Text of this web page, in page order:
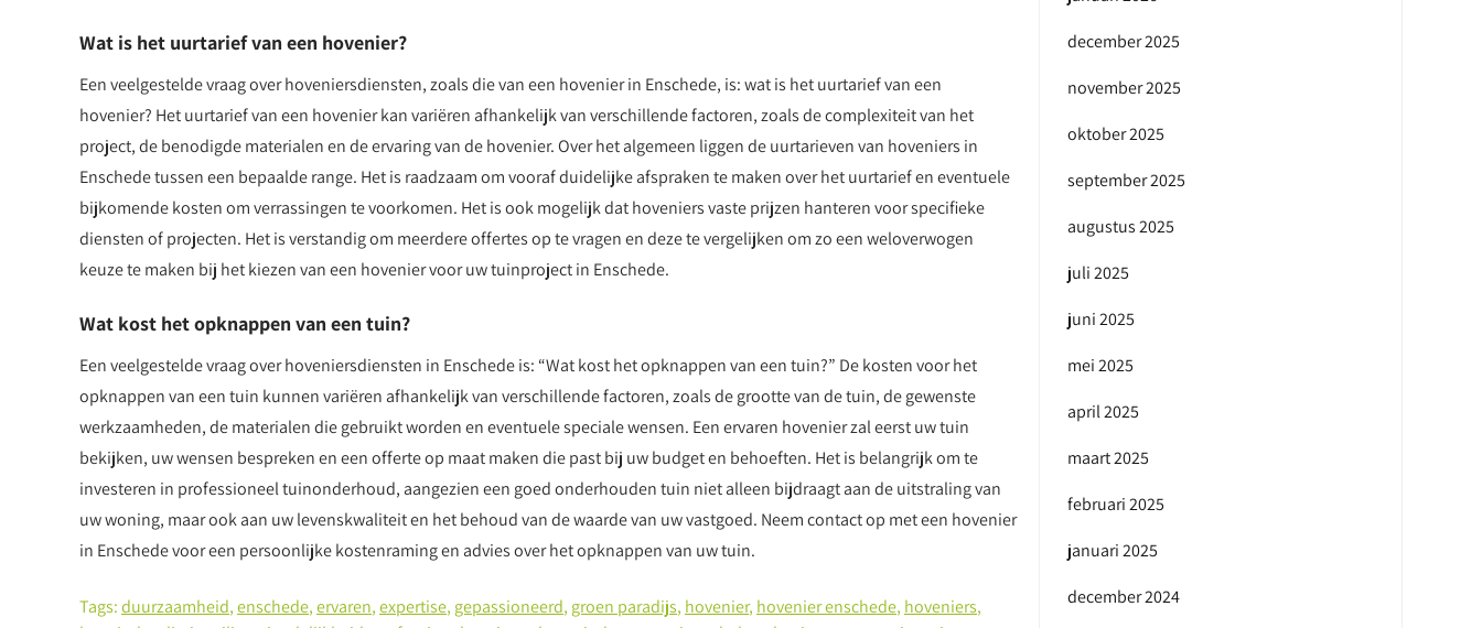
Wat is het uurtarief van een hovenier?
Een veelgestelde vraag over hoveniersdiensten, zoals die van een hovenier in Enschede, is: wat is het uurtarief van een
hovenier? Het uurtarief van een hovenier kan variëren afhankelijk van verschillende factoren, zoals de complexiteit van het
project, de benodigde materialen en de ervaring van de hovenier. Over het algemeen liggen de uurtarieven van hoveniers in
Enschede tussen een bepaalde range. Het is raadzaam om vooraf duidelijke afspraken te maken over het uurtarief en eventuele
bijkomende kosten om verrassingen te voorkomen. Het is ook mogelijk dat hoveniers vaste prijzen hanteren voor specifieke
diensten of projecten. Het is verstandig om meerdere offertes op te vragen en deze te vergelijken om zo een weloverwogen
keuze te maken bij het kiezen van een hovenier voor uw tuinproject in Enschede.
Wat kost het opknappen van een tuin?
Een veelgestelde vraag over hoveniersdiensten in Enschede is: “Wat kost het opknappen van een tuin?” De kosten voor het
opknappen van een tuin kunnen variëren afhankelijk van verschillende factoren, zoals de grootte van de tuin, de gewenste
werkzaamheden, de materialen die gebruikt worden en eventuele speciale wensen. Een ervaren hovenier zal eerst uw tuin
bekijken, uw wensen bespreken en een offerte op maat maken die past bij uw budget en behoeften. Het is belangrijk om te
investeren in professioneel tuinonderhoud, aangezien een goed onderhouden tuin niet alleen bijdraagt aan de uitstraling van
uw woning, maar ook aan uw levenskwaliteit en het behoud van de waarde van uw vastgoed. Neem contact op met een hovenier
in Enschede voor een persoonlijke kostenraming en advies over het opknappen van uw tuin.
Tags:duurzaamheid,enschede,ervaren,expertise, gepassioneerd, groen paradijs, hovenier, hovenier enschede, hoveniers,
december 2025
november 2025
oktober 2025
september 2025
augustus 2025
juli 2025
juni 2025
mei 2025
april 2025
maart 2025
februari 2025
januari 2025
december 2024